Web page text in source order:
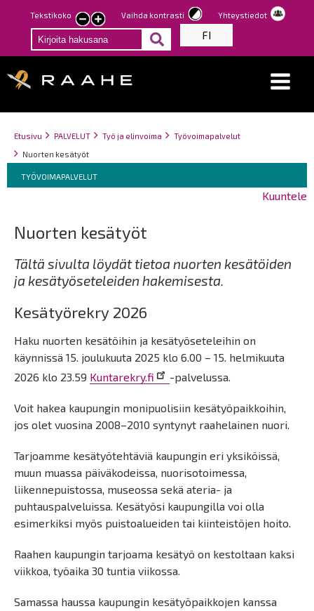
Hyppää
pääsisältöön
Tekstikoko
Pienennä
tekstin
kokoa
Suurenna
tekstin
kokoa
Vaihda kontrasti Yhteystiedot
FI
Breadcrumbs
You
are
Etusivu PALVELUT Työ ja elinvoima
Työvoimapalvelut
Nuorten kesätyöt
Breadcrumbs
You
are
TYÖVOIMAPALVELUT
Kuuntele
Nuorten kesätyöt
Tältä sivulta löydät tietoa nuorten kesätöiden
ja kesätyöseteleiden hakemisesta.
Kesätyörekry 2026
Haku nuorten kesätöihin ja kesätyöseteleihin on
käynnissä 15. joulukuuta 2025 klo 6.00 – 15. helmikuuta
2026 klo 23.59 Kuntarekry.fi -palvelussa.
Voit hakea kaupungin monipuolisiin kesätyöpaikkoihin,
jos olet vuosina 2008–2010 syntynyt raahelainen nuori.
Tarjoamme kesätyötehtäviä kaupungin eri yksiköissä,
muun muassa päiväkodeissa, nuorisotoimessa,
liikennepuistossa, museossa sekä ateria- ja
puhtauspalveluissa. Kesätyösi kaupungilla voi olla
esimerkiksi myös puistoalueiden tai kiinteistöjen hoito.
Raahen kaupungin tarjoama kesätyö on kestoltaan kaksi
viikkoa, työaika 30 tuntia viikossa.
Samassa haussa kaupungin kesätyöpaikkojen kanssa